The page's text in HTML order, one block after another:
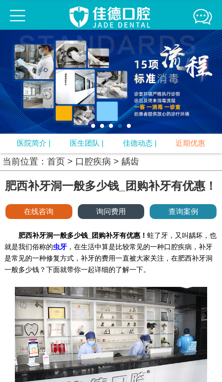
佳德简介 医生团队 来院路线
媒体报道 精彩互动 牙齿正畸
牙齿修复 口腔疾病
口腔预防 专题
口腔知识
医院简介 | 医生团队 | 佳德动态 | 近期优惠
当前位置： 首页 > 口腔疾病 > 龋齿
肥西补牙洞一般多少钱_团购补牙有优惠！
在线咨询 询问费用 查询案例
肥西补牙洞一般多少钱_团购补牙有优惠！ 蛀了牙，又叫龋坏，也
就是我们俗称的虫牙，在生活中算是比较常见的一种口腔疾病，补牙
是常见的一种修复方式，补牙的费用一直被大家关注，在肥西补牙洞
一般多少钱？下面就带你一起详细的了解一下。